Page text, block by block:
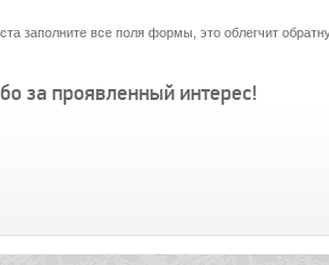
заполните все поля формы, это облегчит
за проявленный интерес!